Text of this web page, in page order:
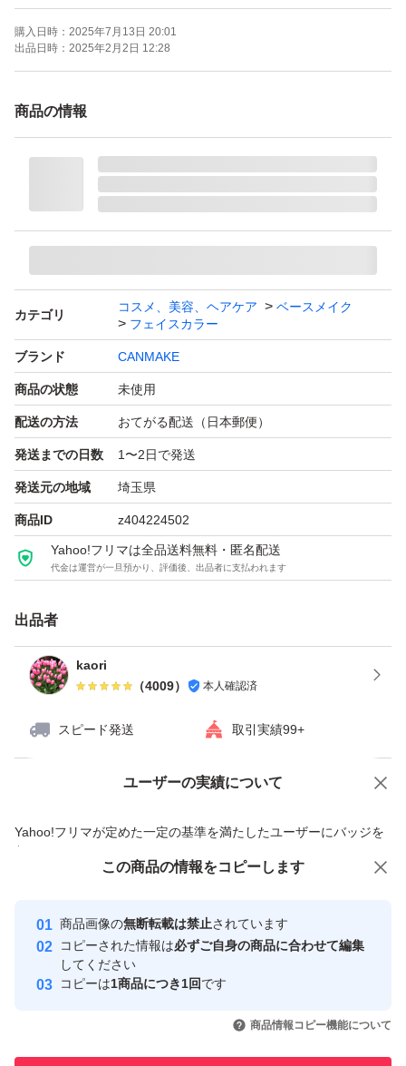
購入日時： 2025年7月13日 20:01
出品日時： 2025年2月2日 12:28
商品の情報
カテゴリ
コスメ、美容、ヘアケア
ベースメイク
フェイスカラー
ブランド CANMAKE
商品の状態 未使用
配送の方法 おてがる配送（日本郵便）
発送までの日数 1〜2日で発送
発送元の地域 埼玉県
商品ID z404224502
Yahoo!フリマは全品送料無料・匿名配送
代金は運営が一旦預かり、評価後、出品者に支払われます
出品者
kaori
（4009） 本人確認済
スピード発送 取引実績99+
ユーザーの実績について
Yahoo!フリマが定めた一定の基準を満たしたユーザーにバッジを
付与しています
安心取引出品者
心・安全なユーザーです
取引実績
引を完了させた実績があります
価格の相談 商品への質問
この商品の情報をコピーします
商品画像の無断転載は禁止されています
コピーされた情報は必ずご自身の商品に合わせて編集
してください
コピーは1商品につき1回です
商品情報コピー機能について
この商品をみている人にオススメ